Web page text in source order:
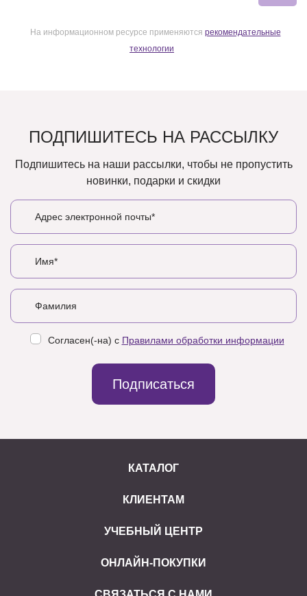
На информационном ресурсе применяются рекомендательные
технологии
ПОДПИШИТЕСЬ НА РАССЫЛКУ
Подпишитесь на наши рассылки, чтобы не пропустить
новинки, подарки и скидки
Согласен(-на) с Правилами обработки информации
Подписаться
КАТАЛОГ
КЛИЕНТАМ
УЧЕБНЫЙ ЦЕНТР
ОНЛАЙН-ПОКУПКИ